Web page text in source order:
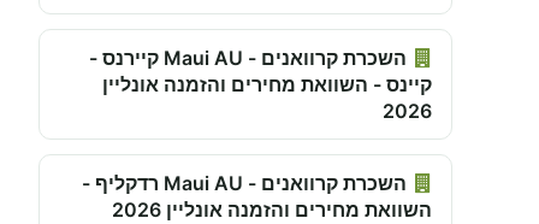
השכרת קרוואנים - Maui AU קיירנס -
קיינס - השוואת מחירים והזמנה אונליין
2026
השכרת קרוואנים - Maui AU רדקליף -
השוואת מחירים והזמנה אונליין 2026